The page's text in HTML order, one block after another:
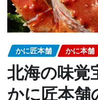
かに匠本舗 かに本舗
北海の味覚
かに匠本舗